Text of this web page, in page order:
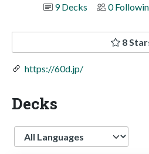
9 Decks
0
8
https://60d.jp/
Decks
Language